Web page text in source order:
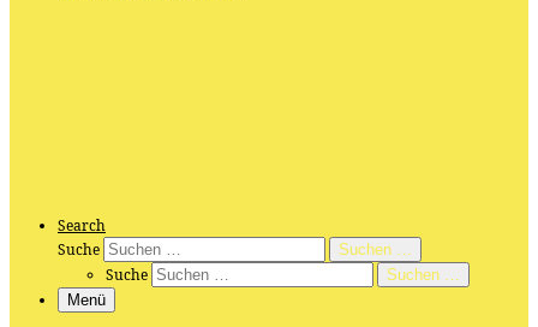
Search
Suche
Suchen …
Suche
Suchen …
Menü